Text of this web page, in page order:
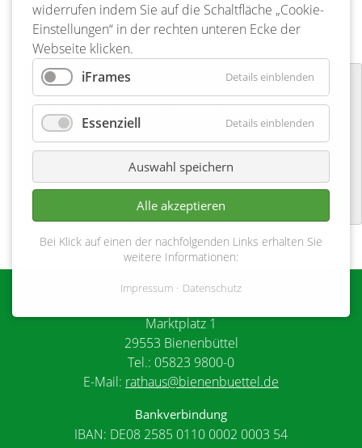
30
Gemeindefeuerwehrtag Freiwillige
Feuerwehr Hohenbostel
13-05-2023
Zurück
Marktplatz 1
29553 Bienenbüttel
Tel.: 05823 9800-0
E-Mail: rathaus@bienenbuettel.de
Bankverbindung
IBAN: DE08 2585 0110 0002 0003 54
widerrufen indem Sie auf die Schaltfläche „Cookie-
Einstellungen“ in der rechten unteren Ecke der
Webseite klicken.
iFrames
Details einblenden
Essenziell Details einblenden
Auswahl speichern
Alle akzeptieren
Bei Klick auf einen der nachfolgenden Links erhalten Sie
weitere Informationen:
Impressum Datenschutz